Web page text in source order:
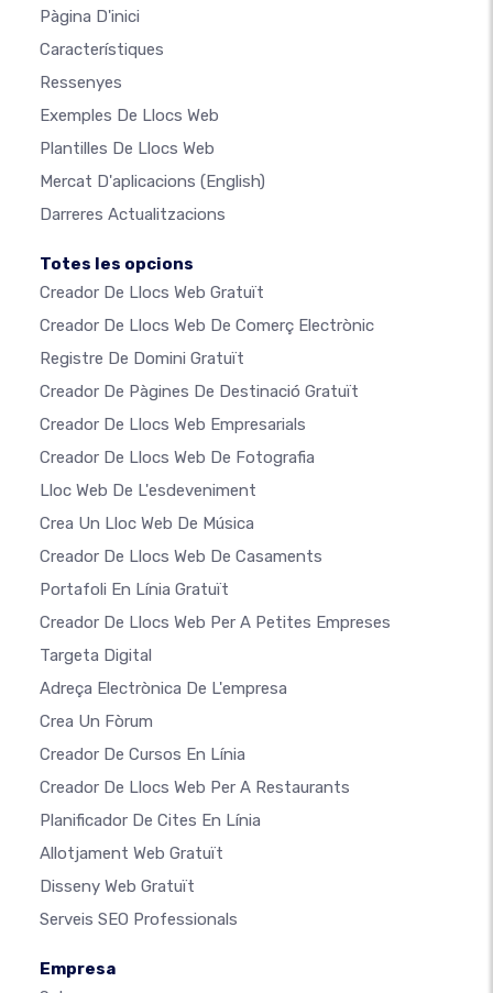
Pàgina D'inici
Característiques
Ressenyes
Exemples De Llocs Web
Plantilles De Llocs Web
Mercat D'aplicacions (English)
Darreres Actualitzacions
Totes les opcions
Creador De Llocs Web Gratuït
Creador De Llocs Web De Comerç Electrònic
Registre De Domini Gratuït
Creador De Pàgines De Destinació Gratuït
Creador De Llocs Web Empresarials
Creador De Llocs Web De Fotografia
Lloc Web De L'esdeveniment
Crea Un Lloc Web De Música
Creador De Llocs Web De Casaments
Portafoli En Línia Gratuït
Creador De Llocs Web Per A Petites Empreses
Targeta Digital
Adreça Electrònica De L'empresa
Crea Un Fòrum
Creador De Cursos En Línia
Creador De Llocs Web Per A Restaurants
Planificador De Cites En Línia
Allotjament Web Gratuït
Disseny Web Gratuït
Serveis SEO Professionals
Empresa